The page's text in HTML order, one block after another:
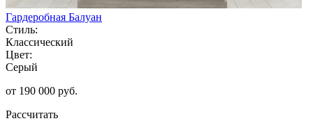
Гардеробная Балуан
Стиль:
Классический
Цвет:
Серый
от 190 000 руб.
Рассчитать